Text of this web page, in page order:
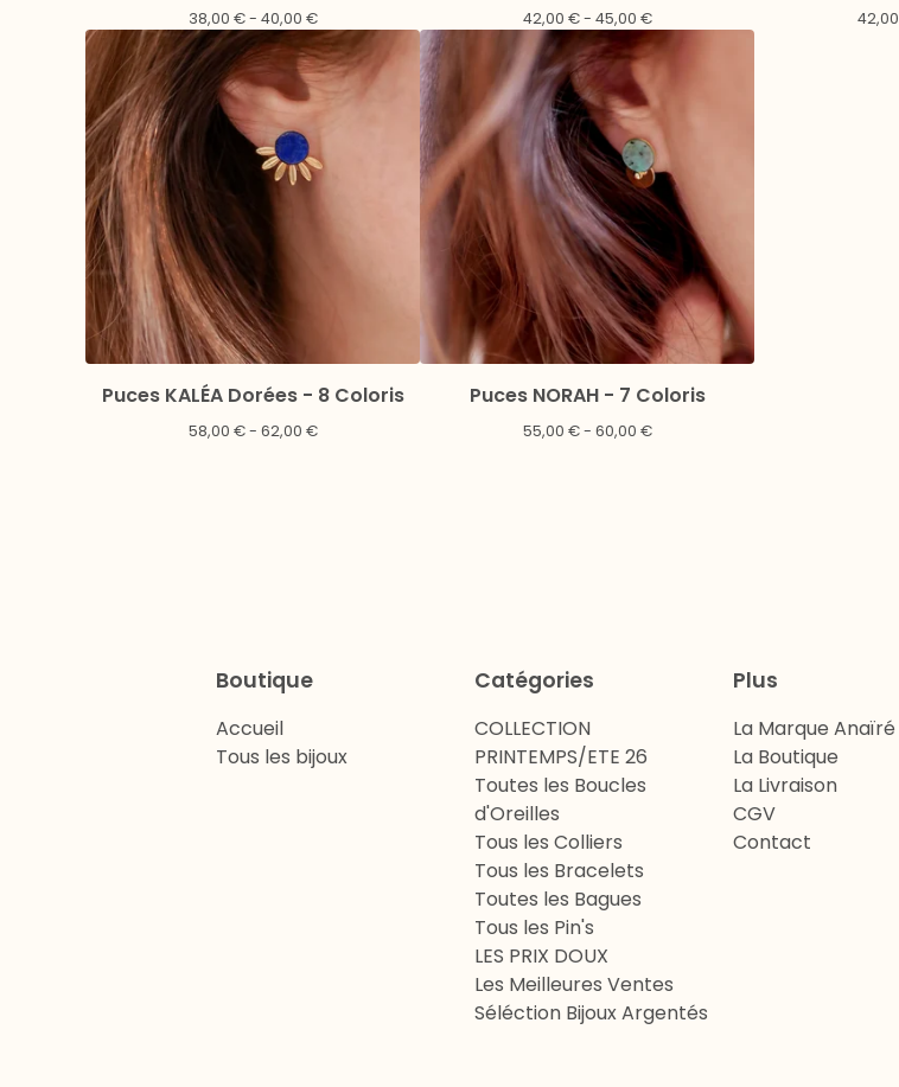
38,00 €- 40,00 € 42,00 €- 45,00 € 42,00
Puces KALÉA Dorées - 8 Coloris
58,00 €- 62,00 €
Puces NORAH - 7 Coloris
55,00 €- 60,00 €
Boutique
Accueil
Tous les bijoux
Catégories
COLLECTION
PRINTEMPS/ETE 26
Toutes les Boucles
d'Oreilles
Tous les Colliers
Tous les Bracelets
Toutes les Bagues
Tous les Pin's
LES PRIX DOUX
Les Meilleures Ventes
Séléction Bijoux Argentés
Plus
La Marque Anaïré
La Boutique
La Livraison
CGV
Contact